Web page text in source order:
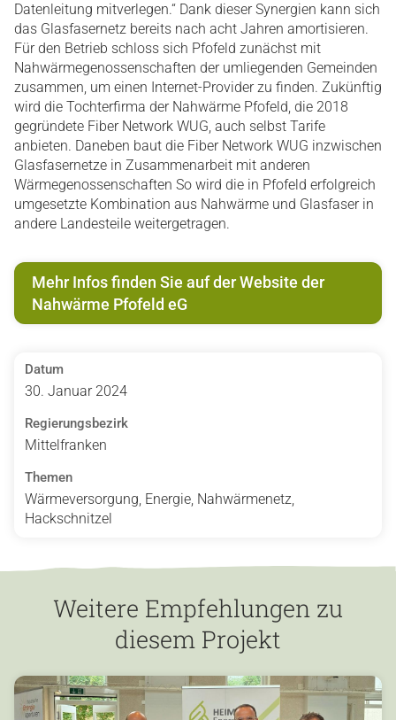
Datenleitung mitverlegen.“ Dank dieser Synergien kann sich
das Glasfasernetz bereits nach acht Jahren amortisieren.
Für den Betrieb schloss sich Pfofeld zunächst mit
Nahwärmegenossenschaften der umliegenden Gemeinden
zusammen, um einen Internet-Provider zu finden. Zukünftig
wird die Tochterfirma der Nahwärme Pfofeld, die 2018
gegründete Fiber Network WUG, auch selbst Tarife
anbieten. Daneben baut die Fiber Network WUG inzwischen
Glasfasernetze in Zusammenarbeit mit anderen
Wärmegenossenschaften So wird die in Pfofeld erfolgreich
umgesetzte Kombination aus Nahwärme und Glasfaser in
andere Landesteile weitergetragen.
Mehr Infos finden Sie auf der Website der
Nahwärme Pfofeld eG
Datum
30. Januar 2024
Regierungsbezirk
Mittelfranken
Themen
Wärmeversorgung, Energie, Nahwärmenetz,
Hackschnitzel
Weitere Empfehlungen zu
diesem Projekt